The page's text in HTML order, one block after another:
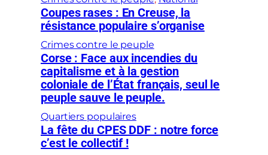
Coupes rases : En Creuse, la
résistance populaire s’organise
Crimes contre le peuple
Corse : Face aux incendies du
capitalisme et à la gestion
coloniale de l’État français, seul le
peuple sauve le peuple.
Quartiers populaires
La fête du CPES DDF : notre force
c’est le collectif !